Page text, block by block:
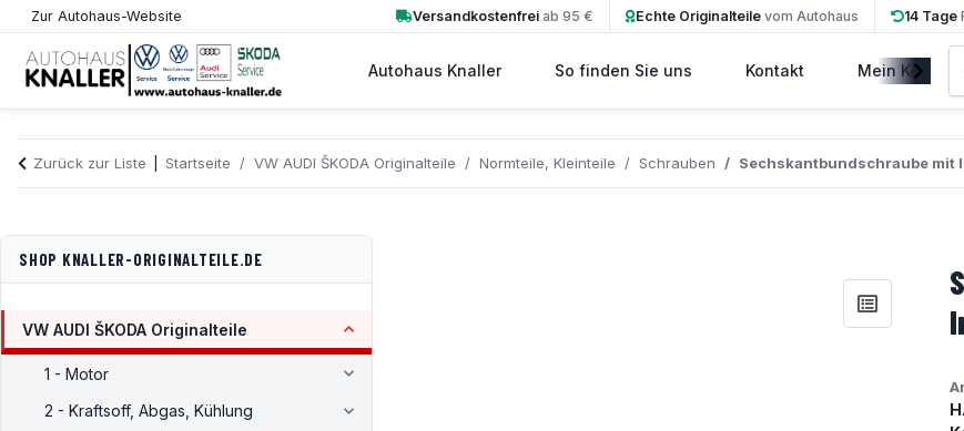
Versandkostenfreiab 95 € Echte Originalteilevom Autohaus 14 Tage
Zur Autohaus-Website
Autohaus Knaller So finden Sie uns Kontakt Mein Konto
Zurück zur Liste Startseite VW AUDI ŠKODA Originalteile Normteile, Kleinteile Schrauben Sechskantbundschraube mit
SHOP KNALLER-ORIGINALTEILE.DE
VW AUDI ŠKODA Originalteile
1 - Motor
2 - Kraftsoff, Abgas, Kühlung